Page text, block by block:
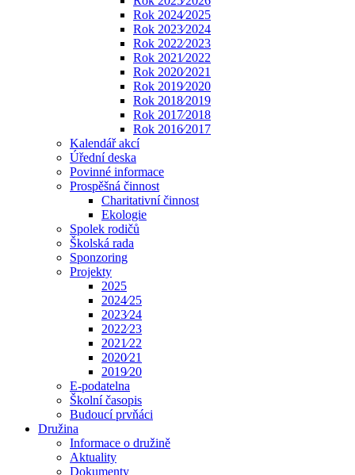
Rok 2024⁄2025
Rok 2023⁄2024
Rok 2022⁄2023
Rok 2021⁄2022
Rok 2020⁄2021
Rok 2019⁄2020
Rok 2018⁄2019
Rok 2017⁄2018
Rok 2016⁄2017
Kalendář akcí
Úřední deska
Povinné informace
Prospěšná činnost
Charitativní činnost
Ekologie
Spolek rodičů
Školská rada
Sponzoring
Projekty
2025
2024⁄25
2023⁄24
2022⁄23
2021⁄22
2020⁄21
2019⁄20
E-podatelna
Školní časopis
Budoucí prvňáci
Družina
Informace o družině
Aktuality
Dokumenty